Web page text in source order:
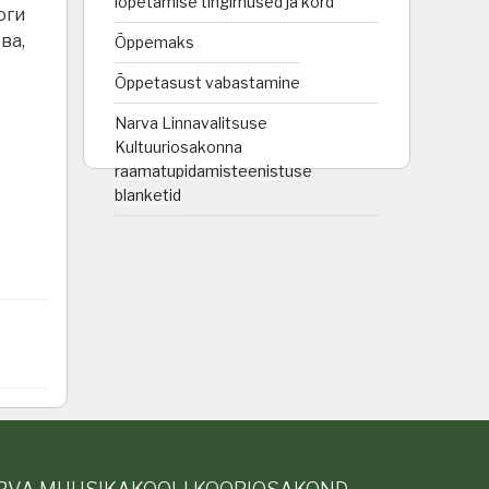
Õppemaks
Õppetasust vabastamine
Narva Linnavalitsuse
Kultuuriosakonna
raamatupidamisteenistuse
blanketid